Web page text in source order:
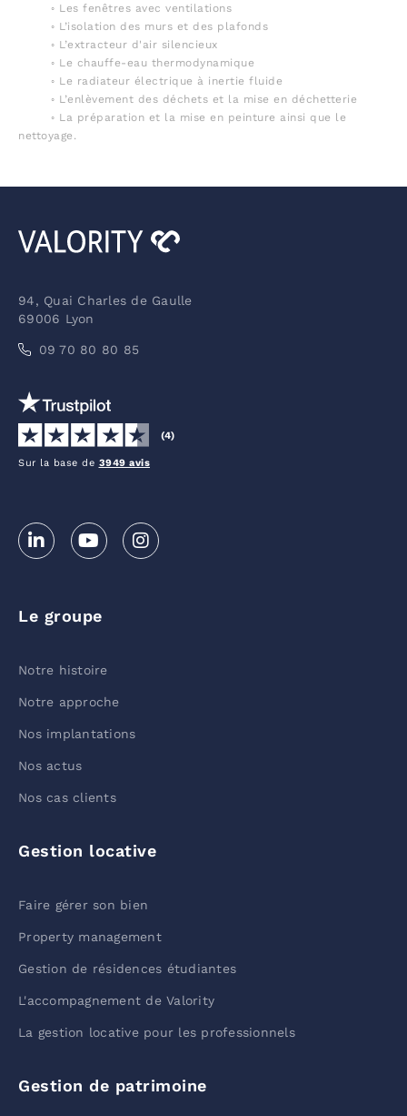
◦ Les fenêtres avec ventilations
◦ L’isolation des murs et des plafonds
◦ L’extracteur d'air silencieux
◦ Le chauffe-eau thermodynamique
◦ Le radiateur électrique à inertie fluide
◦ L’enlèvement des déchets et la mise en déchetterie
◦ La préparation et la mise en peinture ainsi que le
nettoyage.
94, Quai Charles de Gaulle
69006 Lyon
09 70 80 80 85
(4)
Sur la base de 3949 avis
Le groupe
Notre histoire
Notre approche
Nos implantations
Nos actus
Nos cas clients
Gestion locative
Faire gérer son bien
Property management
Gestion de résidences étudiantes
L'accompagnement de Valority
La gestion locative pour les professionnels
Gestion de patrimoine